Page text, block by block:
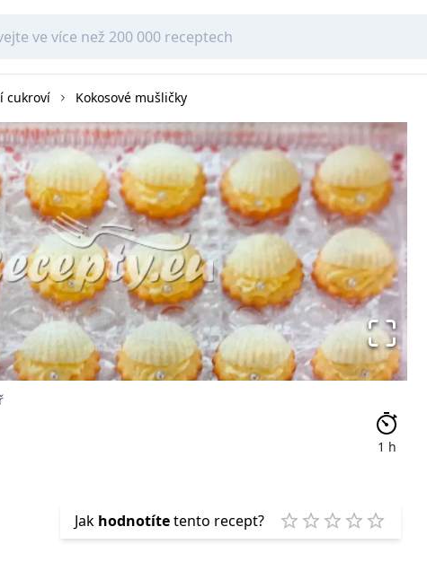
cukroví Kokosové mušličky
1 h
Jak hodnotítetento recept?
1 Star
2 Stars
3 Stars
4 Stars
5